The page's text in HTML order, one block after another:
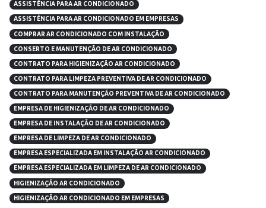
ASSISTÊNCIA PARA AR CONDICIONADO
ASSISTÊNCIA PARA AR CONDICIONADO EM EMPRESAS
COMPRAR AR CONDICIONADO COM INSTALAÇÃO
CONSERTO E MANUTENÇÃO DE AR CONDICIONADO
CONTRATO PARA HIGIENIZAÇÃO AR CONDICIONADO
CONTRATO PARA LIMPEZA PREVENTIVA DE AR CONDICIONADO
CONTRATO PARA MANUTENÇÃO PREVENTIVA DE AR CONDICIONADO
EMPRESA DE HIGIENIZAÇÃO DE AR CONDICIONADO
EMPRESA DE INSTALAÇÃO DE AR CONDICIONADO
EMPRESA DE LIMPEZA DE AR CONDICIONADO
EMPRESA ESPECIALIZADA EM INSTALAÇÃO AR CONDICIONADO
EMPRESA ESPECIALIZADA EM LIMPEZA DE AR CONDICIONADO
HIGIENIZAÇÃO AR CONDICIONADO
HIGIENIZAÇÃO AR CONDICIONADO EM EMPRESAS